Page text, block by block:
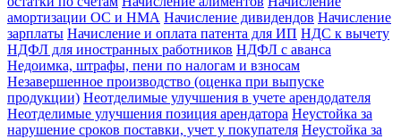
амортизации ОС и НМА Начисление дивидендов Начисление
зарплаты Начисление и оплата патента для ИП НДС к вычету
НДФЛ для иностранных работников НДФЛ с аванса
Недоимка, штрафы, пени по налогам и взносам
Незавершенное производство (оценка при выпуске
продукции) Неотделимые улучшения в учете арендодателя
Неотделимые улучшения позиция арендатора Неустойка за
нарушение сроков поставки, учет у покупателя Неустойка за